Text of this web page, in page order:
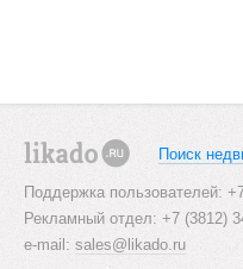
Поиск
Поддержка пользователей:
Рекламный отдел: +7 (3812)
e-mail: sales@likado.ru